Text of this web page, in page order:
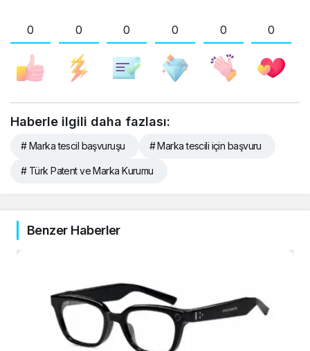
0 0 0 0 0 0
Haberle ilgili daha fazlası:
# Marka tescil başvuruşu # Marka tescili için başvuru
# Türk Patent ve Marka Kurumu
Benzer Haberler